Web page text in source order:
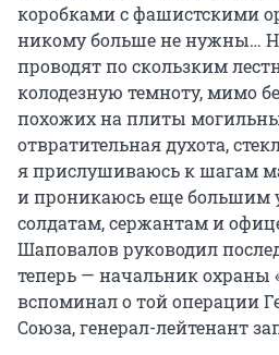
коробками с фашистскими
никому больше не нужны…
проводят по скользким
колодезную темноту, мимо
похожих на плиты
отвратительная духота,
я прислушиваюсь к шагам
и проникаюсь еще
солдатам, сержантам и
Шаповалов руководил
теперь — начальник охраны
вспоминал о той операции
Союза, генерал-лейтенант